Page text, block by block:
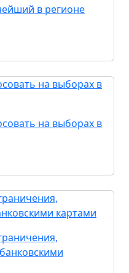
в регионе
на выборах в